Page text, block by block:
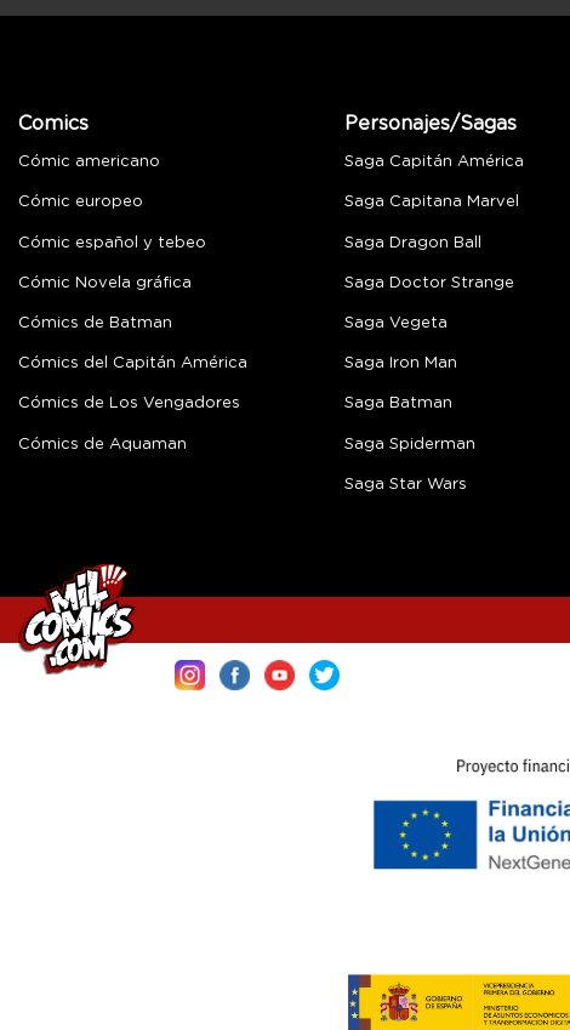
Comics
Cómic americano
Cómic europeo
Cómic español y tebeo
Cómic Novela gráfica
Cómics de Batman
Cómics del Capitán América
Cómics de Los Vengadores
Cómics de Aquaman
Personajes/Sagas
Saga Capitán América
Saga Capitana Marvel
Saga Dragon Ball
Saga Doctor Strange
Saga Vegeta
Saga Iron Man
Saga Batman
Saga Spiderman
Saga Star Wars